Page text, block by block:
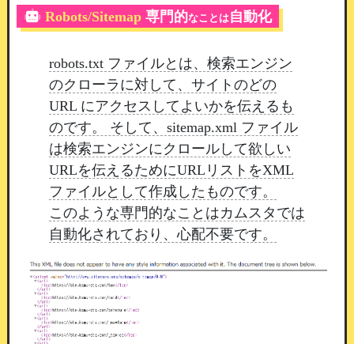
通知されるようになります。
「本日出勤します」の判定基準
毎朝の基準時刻（初期設定 7:00）の時点で当日の
出勤情報に入っているスタッフのみが、「本日出
勤します」の通知対象となります。
基準時刻より前に登録：「○○さんが本日出勤
します」
基準時刻より後に追加 ：「○○さんの出勤情報
が追加されました」
同じ出勤情報について、2通の通知が届くことは
ございません。
通知設定の追加
Robots/Sitemap 専門的なことは自動化
robots.txt ファイルとは、検索エンジン
のクローラに対して、サイトのどの
URL にアクセスしてよいかを伝えるも
のです。 そして、sitemap.xml ファイル
は検索エンジンにクロールして欲しい
URLを伝えるためにURLリストをXML
ファイルとして作成したものです。
このような専門的なことはカムスタでは
自動化されており、心配不要です。